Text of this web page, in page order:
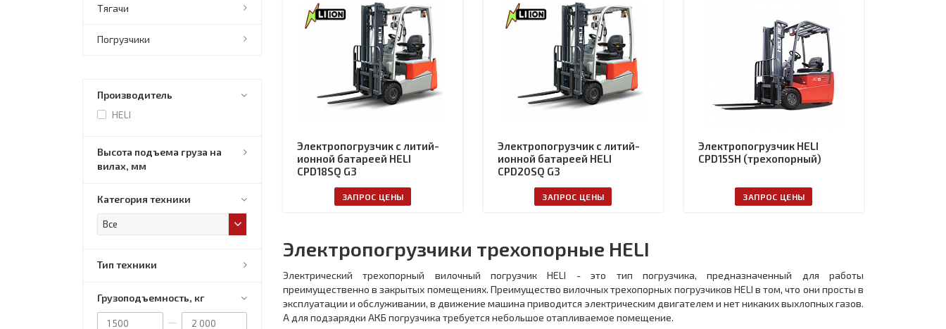
Тягачи
Погрузчики
Производитель
HELI
Высота подъема груза на
вилах, мм
Категория техники
Все
Тип техники
Грузоподъемность, кг
Электропогрузчик с литий-
ионной батареей HELI
CPD18SQ G3
ЗАПРОС ЦЕНЫ
Электропогрузчик с литий-
ионной батареей HELI
CPD20SQ G3
ЗАПРОС ЦЕНЫ
Электропогрузчик HELI
CPD15SH (трехопорный)
ЗАПРОС ЦЕНЫ
Электропогрузчики трехопорные HELI
Электрический трехопорный вилочный погрузчик HELI - это тип погрузчика, предназначенный для работы
преимущественно в закрытых помещениях. Преимущество вилочных трехопорных погрузчиков HELI в том, что они просты в
эксплуатации и обслуживании, в движение машина приводится электрическим двигателем и нет никаких выхлопных газов.
А для подзарядки АКБ погрузчика требуется небольшое отапливаемое помещение.